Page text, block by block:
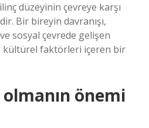
düzeyinin çevreye karşı
Bir bireyin davranışı,
sosyal çevrede gelişen
kültürel faktörleri içeren bir
önemi